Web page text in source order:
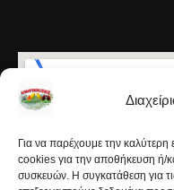
Για να παρέχουμε την καλύτερη
cookies για την αποθήκευση ή/
συσκευών. Η συγκατάθεση για